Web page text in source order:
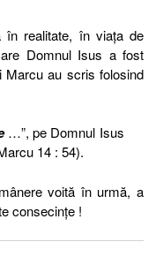
în realitate, în viața de
Domnul Isus a fost
Marcu au scris folosind
…”, pe Domnul Isus
14 : 54).
voită în urmă, a
consecințe !